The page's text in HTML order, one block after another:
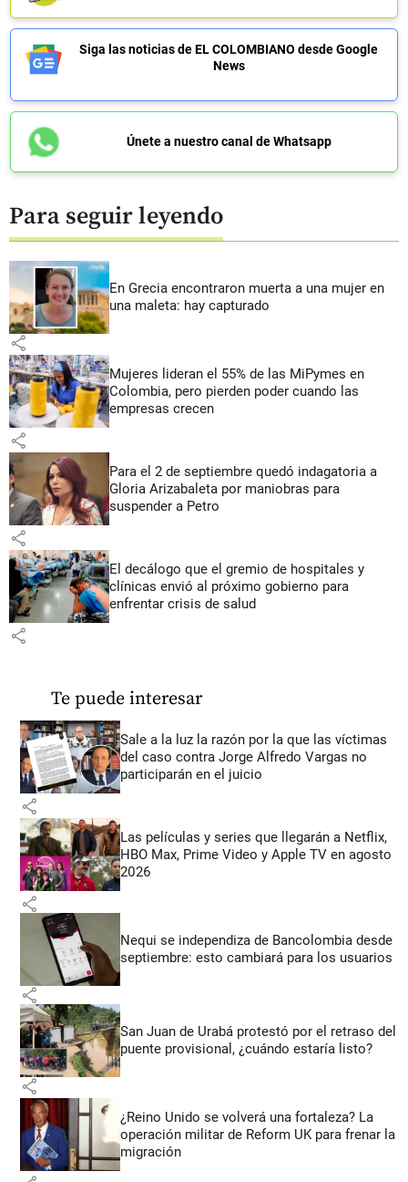
Siga las noticias de EL COLOMBIANO desde Google
News
Únete a nuestro canal de Whatsapp
Para seguir leyendo
En Grecia encontraron muerta a una mujer en
una maleta: hay capturado
share
Mujeres lideran el 55% de las MiPymes en
Colombia, pero pierden poder cuando las
empresas crecen
share
Para el 2 de septiembre quedó indagatoria a
Gloria Arizabaleta por maniobras para
suspender a Petro
share
El decálogo que el gremio de hospitales y
clínicas envió al próximo gobierno para
enfrentar crisis de salud
share
Te puede interesar
Sale a la luz la razón por la que las víctimas
del caso contra Jorge Alfredo Vargas no
participarán en el juicio
share
Las películas y series que llegarán a Netflix,
HBO Max, Prime Video y Apple TV en agosto
2026
share
Nequi se independiza de Bancolombia desde
septiembre: esto cambiará para los usuarios
share
San Juan de Urabá protestó por el retraso del
puente provisional, ¿cuándo estaría listo?
share
¿Reino Unido se volverá una fortaleza? La
operación militar de Reform UK para frenar la
migración